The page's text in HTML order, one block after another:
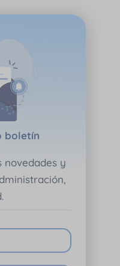
boletín
novedades y